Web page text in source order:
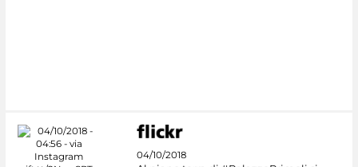
04/10/2018